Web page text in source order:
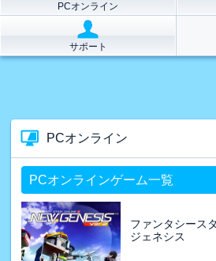
PCオンライン
サポート
PCオンライン
PCオンラインゲーム一覧
ファンタシース
ジェネシス